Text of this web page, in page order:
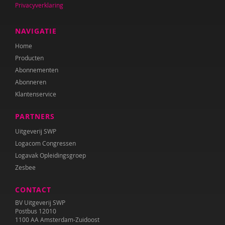
Anne Mijke van Harten
Maria Heesen
Anouk Helmers
Nicky Ingels
Sherita Jager
Lien Van Laere
Fien Lannoye
Esther van der Leek
Jolet Leenhouts
Liliane Limpens
Privacyverklaring
NAVIGATIE
Home
Producten
Abonnementen
Abonneren
Klantenservice
PARTNERS
Uitgeverij SWP
Logacom Congressen
Logavak Opleidingsgroep
Zesbee
CONTACT
BV Uitgeverij SWP
Postbus 12010
1100 AA Amsterdam-Zuidoost